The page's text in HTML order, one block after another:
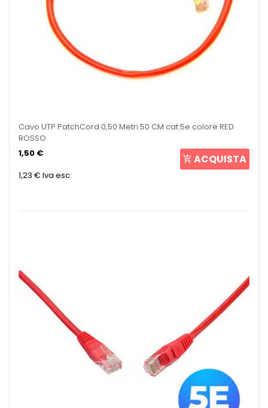
Cavo UTP PatchCord 0,50 Metri 50 CM cat.5e colore RED
ROSSO
1,50 €
1,23 € Iva esc.
ACQUISTA